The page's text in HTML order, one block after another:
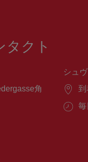
タクト
角
シュ
場
到
営
毎